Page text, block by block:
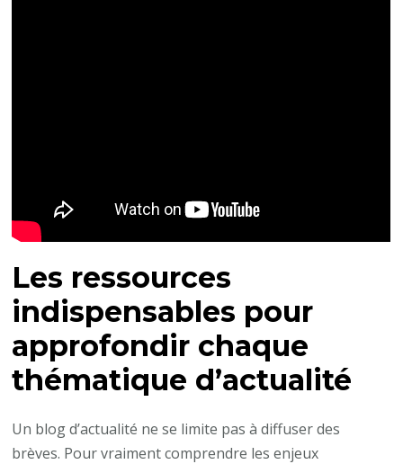
Les ressources
indispensables pour
approfondir chaque
thématique d’actualité
Un blog d’actualité ne se limite pas à diffuser des
brèves. Pour vraiment comprendre les enjeux